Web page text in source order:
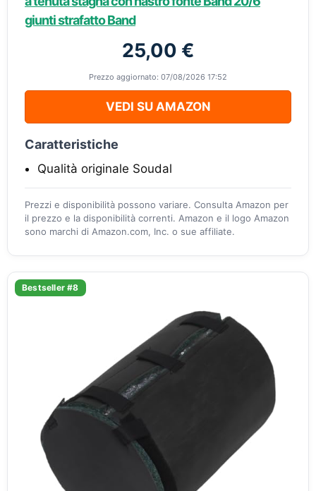
giunti strafatto Band
25,00 €
Prezzo aggiornato: 07/08/2026 17:52
VEDI SU AMAZON
Caratteristiche
Qualità originale Soudal
Prezzi e disponibilità possono variare. Consulta Amazon per
il prezzo e la disponibilità correnti. Amazon e il logo Amazon
sono marchi di Amazon.com, Inc. o sue affiliate.
Bestseller #8